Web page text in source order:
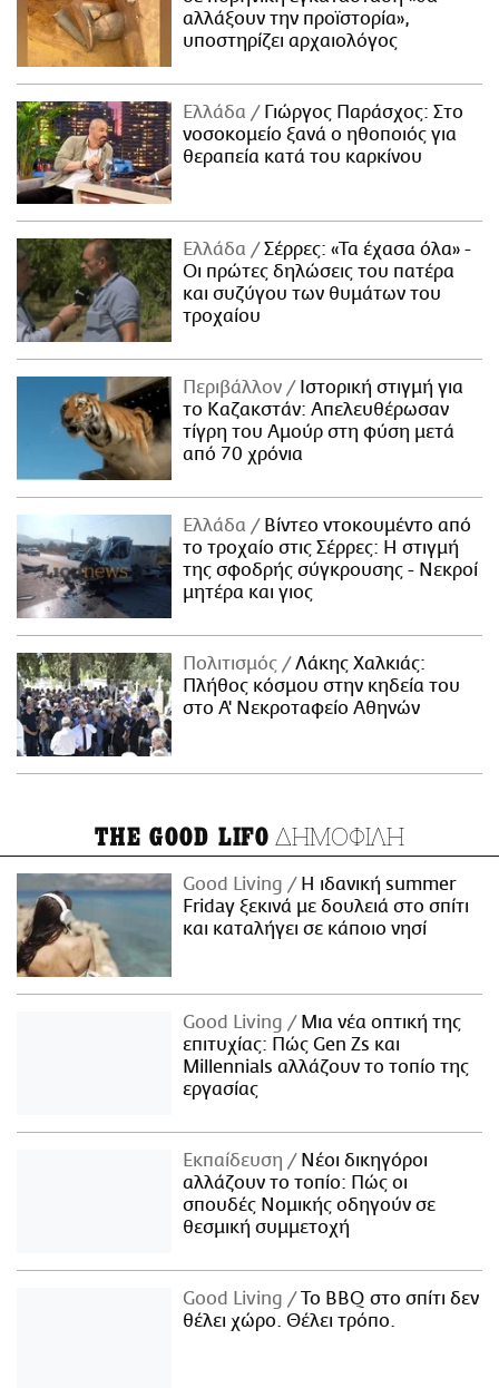
αλλάξουν την προϊστορία»,
υποστηρίζει αρχαιολόγος
Ελλάδα
Γιώργος Παράσχος: Στο
νοσοκομείο ξανά ο ηθοποιός για
θεραπεία κατά του καρκίνου
Ελλάδα
Σέρρες: «Τα έχασα όλα» -
Οι πρώτες δηλώσεις του πατέρα
και συζύγου των θυμάτων του
τροχαίου
Περιβάλλον
Ιστορική στιγμή για
το Καζακστάν: Απελευθέρωσαν
τίγρη του Αμούρ στη φύση μετά
από 70 χρόνια
Ελλάδα
Βίντεο ντοκουμέντο από
το τροχαίο στις Σέρρες: Η στιγμή
της σφοδρής σύγκρουσης - Νεκροί
μητέρα και γιος
Πολιτισμός
Λάκης Χαλκιάς:
Πλήθος κόσμου στην κηδεία του
στο Α' Νεκροταφείο Αθηνών
THE GOOD LIFO ΔΗΜΟΦΙΛΗ
Good Living
Η ιδανική summer
Friday ξεκινά με δουλειά στο σπίτι
και καταλήγει σε κάποιο νησί
Good Living
Μια νέα οπτική της
επιτυχίας: Πώς Gen Zs και
Millennials αλλάζουν το τοπίο της
εργασίας
Εκπαίδευση
Νέοι δικηγόροι
αλλάζουν το τοπίο: Πώς οι
σπουδές Νομικής οδηγούν σε
θεσμική συμμετοχή
Good Living
Το BBQ στο σπίτι δεν
θέλει χώρο. Θέλει τρόπο.